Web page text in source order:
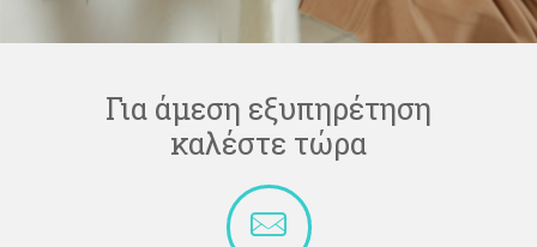
Για άμεση εξυπηρέτηση
καλέστε τώρα